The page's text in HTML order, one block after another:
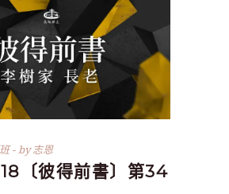
by志恩
〔彼得前書〕第34